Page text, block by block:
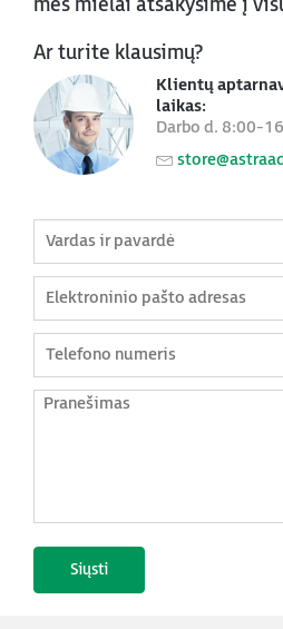
mes mielai atsakysime į
Ar turite klausimų?
Klientų
laikas:
Darbo d. 8:00-